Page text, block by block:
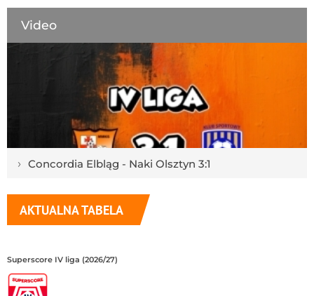
Video
› Concordia Elbląg - Naki Olsztyn 3:1
AKTUALNA TABELA
Superscore IV liga (2026/27)